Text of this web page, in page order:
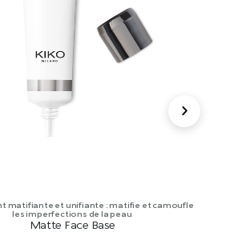
matifiante et unifiante : matifie et camoufle
les imperfections de la peau
Matte Face Base